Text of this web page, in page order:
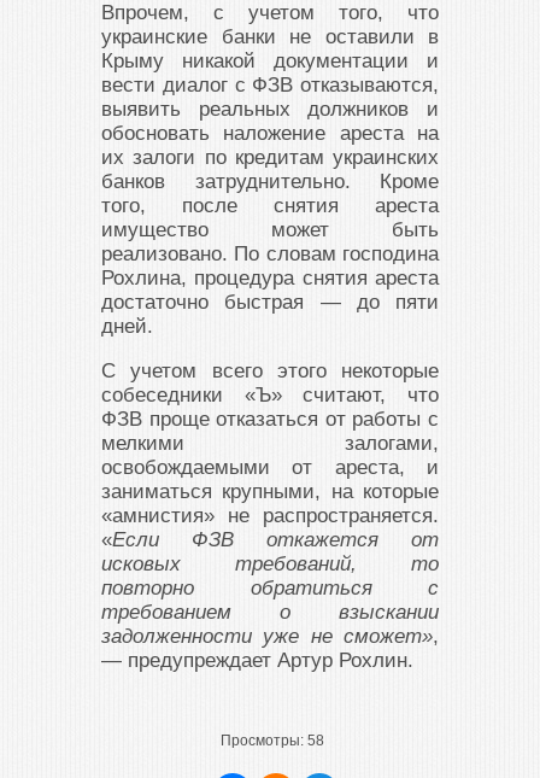
Впрочем, с учетом того, что
украинские банки не оставили в
Крыму никакой документации и
вести диалог с ФЗВ отказываются,
выявить реальных должников и
обосновать наложение ареста на
их залоги по кредитам украинских
банков затруднительно. Кроме
того, после снятия ареста
имущество может быть
реализовано. По словам господина
Рохлина, процедура снятия ареста
достаточно быстрая — до пяти
дней.
С учетом всего этого некоторые
собеседники «Ъ» считают, что
ФЗВ проще отказаться от работы с
мелкими залогами,
освобождаемыми от ареста, и
заниматься крупными, на которые
«амнистия» не распространяется.
«Если ФЗВ откажется от
исковых требований, то
повторно обратиться с
требованием о взыскании
задолженности уже не сможет»,
— предупреждает Артур Рохлин.
Просмотры: 58